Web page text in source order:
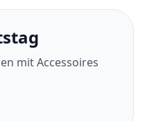
mit Accessoires